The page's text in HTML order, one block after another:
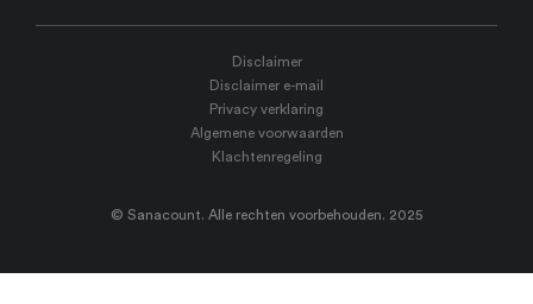
Disclaimer
Disclaimer e-mail
Privacy verklaring
Algemene voorwaarden
Klachtenregeling
© Sanacount. Alle rechten voorbehouden. 2025